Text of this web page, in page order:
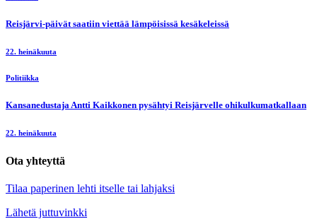
Reisjärvi-päivät saatiin viettää lämpöisissä kesäkeleissä
22. heinäkuuta
Politiikka
Kansanedustaja Antti Kaikkonen pysähtyi Reisjärvelle ohikulkumatkallaan
22. heinäkuuta
Ota yhteyttä
Tilaa paperinen lehti itselle tai lahjaksi
Lähetä juttuvinkki